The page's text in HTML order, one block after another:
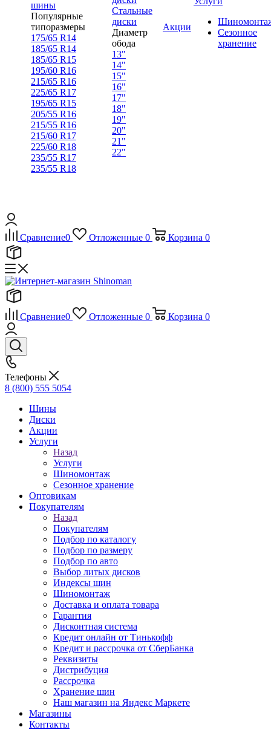
шины
Популярные
типоразмеры
175/65 R14
185/65 R14
185/65 R15
195/60 R16
215/65 R16
225/65 R17
195/65 R15
205/55 R16
215/55 R16
215/60 R17
225/60 R18
235/55 R17
235/55 R18
Стальные
диски
Диаметр
обода
13"
14"
15"
16"
17"
18"
19"
20"
21"
22"
Акции
Сезонное
хранение
Сравнение0 Отложенные 0 Корзина 0
Сравнение0 Отложенные 0 Корзина 0
Телефоны
8 (800) 555 5054
Шины
Диски
Акции
Услуги
Назад
Услуги
Шиномонтаж
Сезонное хранение
Оптовикам
Покупателям
Назад
Покупателям
Подбор по каталогу
Подбор по размеру
Подбор по авто
Выбор литых дисков
Индексы шин
Шиномонтаж
Доставка и оплата товара
Гарантия
Дисконтная система
Кредит онлайн от Тинькофф
Кредит и рассрочка от СберБанка
Реквизиты
Дистрибуция
Рассрочка
Хранение шин
Наш магазин на Яндекс Маркете
Магазины
Контакты